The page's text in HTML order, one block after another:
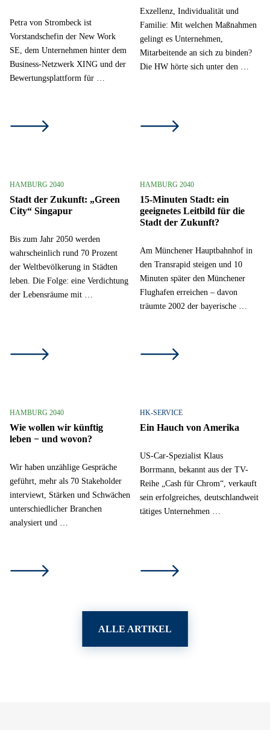
Petra von Strombeck ist
Vorstandschefin der New Work
SE, dem Unternehmen hinter dem
Business-Netzwerk XING und der
Bewertungsplattform für …
Exzellenz, Individualität und
Familie: Mit welchen Maßnahmen
gelingt es Unternehmen,
Mitarbeitende an sich zu binden?
Die HW hörte sich unter den …
HAMBURG 2040
Stadt der Zukunft: „Green
City“ Singapur
Bis zum Jahr 2050 werden
wahrscheinlich rund 70 Prozent
der Weltbevölkerung in Städten
leben. Die Folge: eine Verdichtung
der Lebensräume mit …
HAMBURG 2040
15-Minuten Stadt: ein
geeignetes Leitbild für die
Stadt der Zukunft?
Am Münchener Hauptbahnhof in
den Transrapid steigen und 10
Minuten später den Münchener
Flughafen erreichen – davon
träumte 2002 der bayerische …
HAMBURG 2040
Wie wollen wir künftig
leben − und wovon?
Wir haben unzählige Gespräche
geführt, mehr als 70 Stakeholder
interviewt, Stärken und Schwächen
unterschiedlicher Branchen
analysiert und …
HK-SERVICE
Ein Hauch von Amerika
US-Car-Spezialist Klaus
Borrmann, bekannt aus der TV-
Reihe „Cash für Chrom“, verkauft
sein erfolgreiches, deutschlandweit
tätiges Unternehmen …
ALLE ARTIKEL